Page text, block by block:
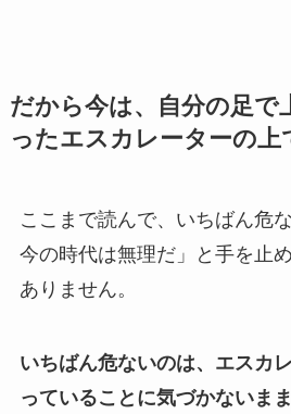
だから今は、自分の足
ったエスカレーターの上
ここまで読んで、いちばん危
今の時代は無理だ」と手を止
ありません。
いちばん危ないのは、エスカ
っていることに気づかないま